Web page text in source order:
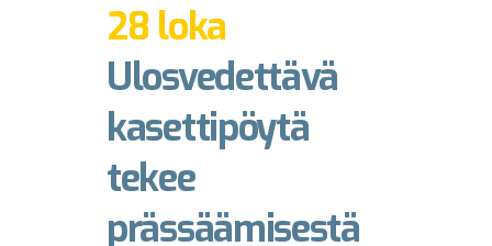
28 loka
Ulosvedettävä
kasettipöytä
tekee
prässäämisestä